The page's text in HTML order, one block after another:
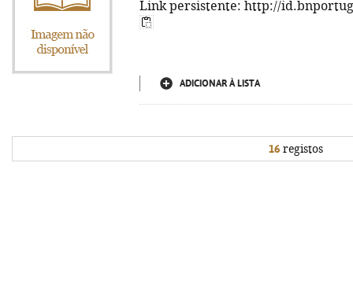
Link persistente: http://
ADICIONAR À LISTA
16registos